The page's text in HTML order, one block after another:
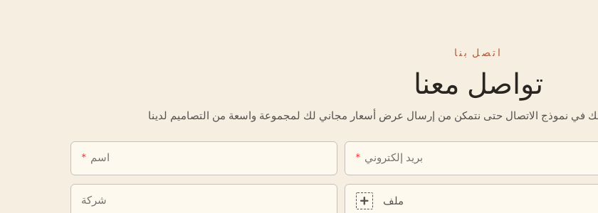
اتصل بنا
تواصل معنا
اسم بريد إلكتروني
شركة ملف